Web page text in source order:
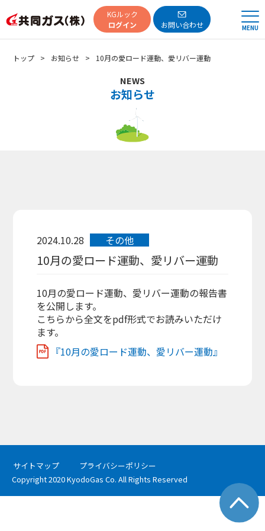
共同ガスKGルック
ログイン
お問い合わせ MENU
トップ お知らせ 10月の愛ロード運動、愛リバー運動
NEWS
お知らせ
2024.10.28 その他
10月の愛ロード運動、愛リバー運動
10月の愛ロード運動、愛リバー運動の報告書
を公開します。
こちらから全文をpdf形式でお読みいただけ
ます。
『10月の愛ロード運動、愛リバー運動』
サイトマップ
プライバシーポリシー
Copyright 2020 KyodoGas Co. All Rights Reserved